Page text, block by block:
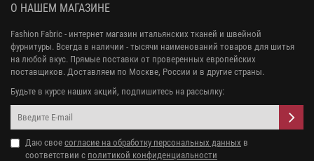
О НАШЕМ МАГАЗИНЕ
Fashion Fabric - интернет магазин итальянских тканей и швейной
фурнитуры. Всегда в наличии - тысячи наименований товаров для шитья
на любой вкус. Прямые поставки от проверенных европейских
поставщиков. Доставляем по Москве, России и в другие страны.
Будьте в курсе наших акций, подпишитесь на рассылку:
Даю свое согласие на обработку персональных данных в
соответствии с политикой конфиденциальности